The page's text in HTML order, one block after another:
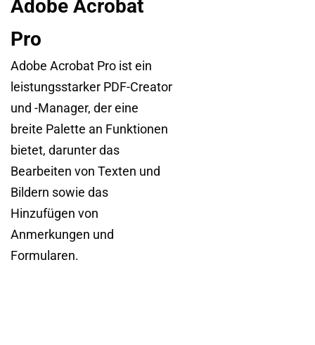
Adobe Acrobat
Pro
Adobe Acrobat Pro ist ein
leistungsstarker PDF-Creator
und -Manager, der eine
breite Palette an Funktionen
bietet, darunter das
Bearbeiten von Texten und
Bildern sowie das
Hinzufügen von
Anmerkungen und
Formularen.